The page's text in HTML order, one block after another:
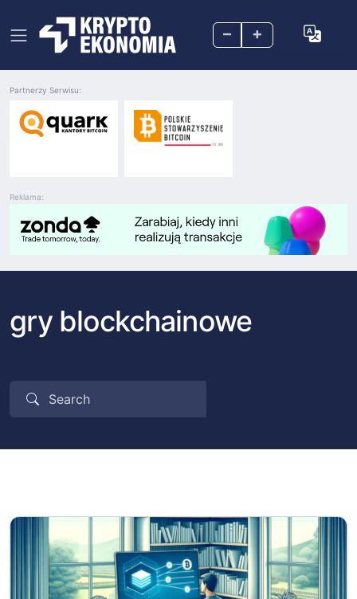
– +
Reklama:
Partnerzy Serwisu:
gry blockchainowe